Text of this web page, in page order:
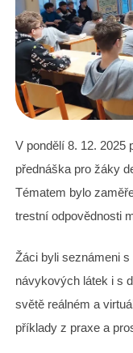
V pondělí 8. 12. 2025
přednáška pro žáky
Tématem bylo
trestní odpovědnosti
Žáci byli seznámeni
návykových látek i s
světě reálném a
příklady z praxe a